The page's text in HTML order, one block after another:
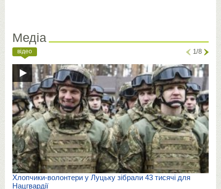
Медіа
відео 1/8
Хлопчики-волонтери у Луцьку зібрали 43 тисячі для
Нацгвардії